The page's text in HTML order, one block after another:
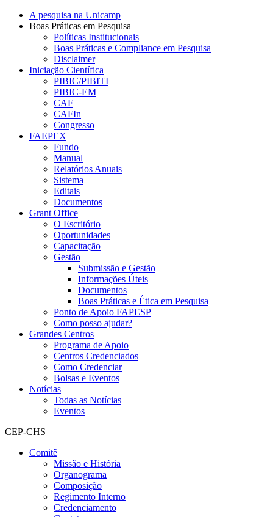
A pesquisa na Unicamp
Boas Práticas em Pesquisa
Políticas Institucionais
Boas Práticas e Compliance em Pesquisa
Disclaimer
Iniciação Científica
PIBIC/PIBITI
PIBIC-EM
CAF
CAFIn
Congresso
FAEPEX
Fundo
Manual
Relatórios Anuais
Sistema
Editais
Documentos
Grant Office
O Escritório
Oportunidades
Capacitação
Gestão
Submissão e Gestão
Informações Úteis
Documentos
Boas Práticas e Ética em Pesquisa
Ponto de Apoio FAPESP
Como posso ajudar?
Grandes Centros
Programa de Apoio
Centros Credenciados
Como Credenciar
Bolsas e Eventos
Notícias
Todas as Notícias
Eventos
CEP-CHS
Comitê
Missão e História
Organograma
Composição
Regimento Interno
Credenciamento